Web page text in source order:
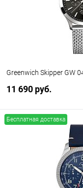
Greenwich Skipper GW
11 690 руб.
В
Купить в 1 клик
Бесплатная доставка